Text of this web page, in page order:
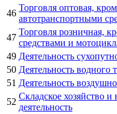
46
Торговля оптовая,
автотранспортными
47
Торговля розничная,
средствами и
49 Деятельность
50 Деятельность водного
51 Деятельность
52
Складское хозяйство и
деятельность